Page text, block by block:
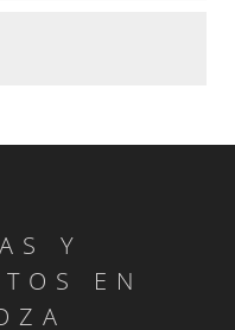
Y
EN